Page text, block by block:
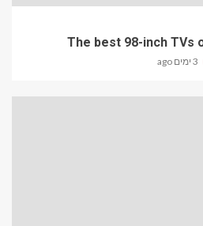
The best 98-inch TVs
3 ימים ago